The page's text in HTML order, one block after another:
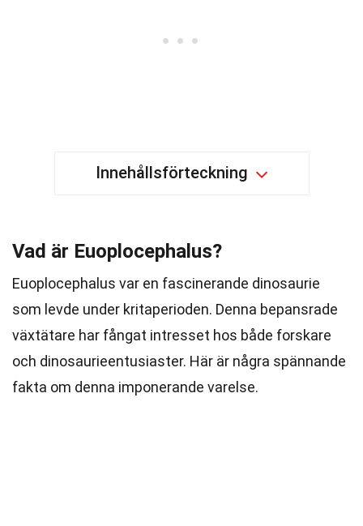
Innehållsförteckning
Vad är Euoplocephalus?
Euoplocephalus var en fascinerande dinosaurie
som levde under kritaperioden. Denna bepansrade
växtätare har fångat intresset hos både forskare
och dinosaurieentusiaster. Här är några spännande
fakta om denna imponerande varelse.